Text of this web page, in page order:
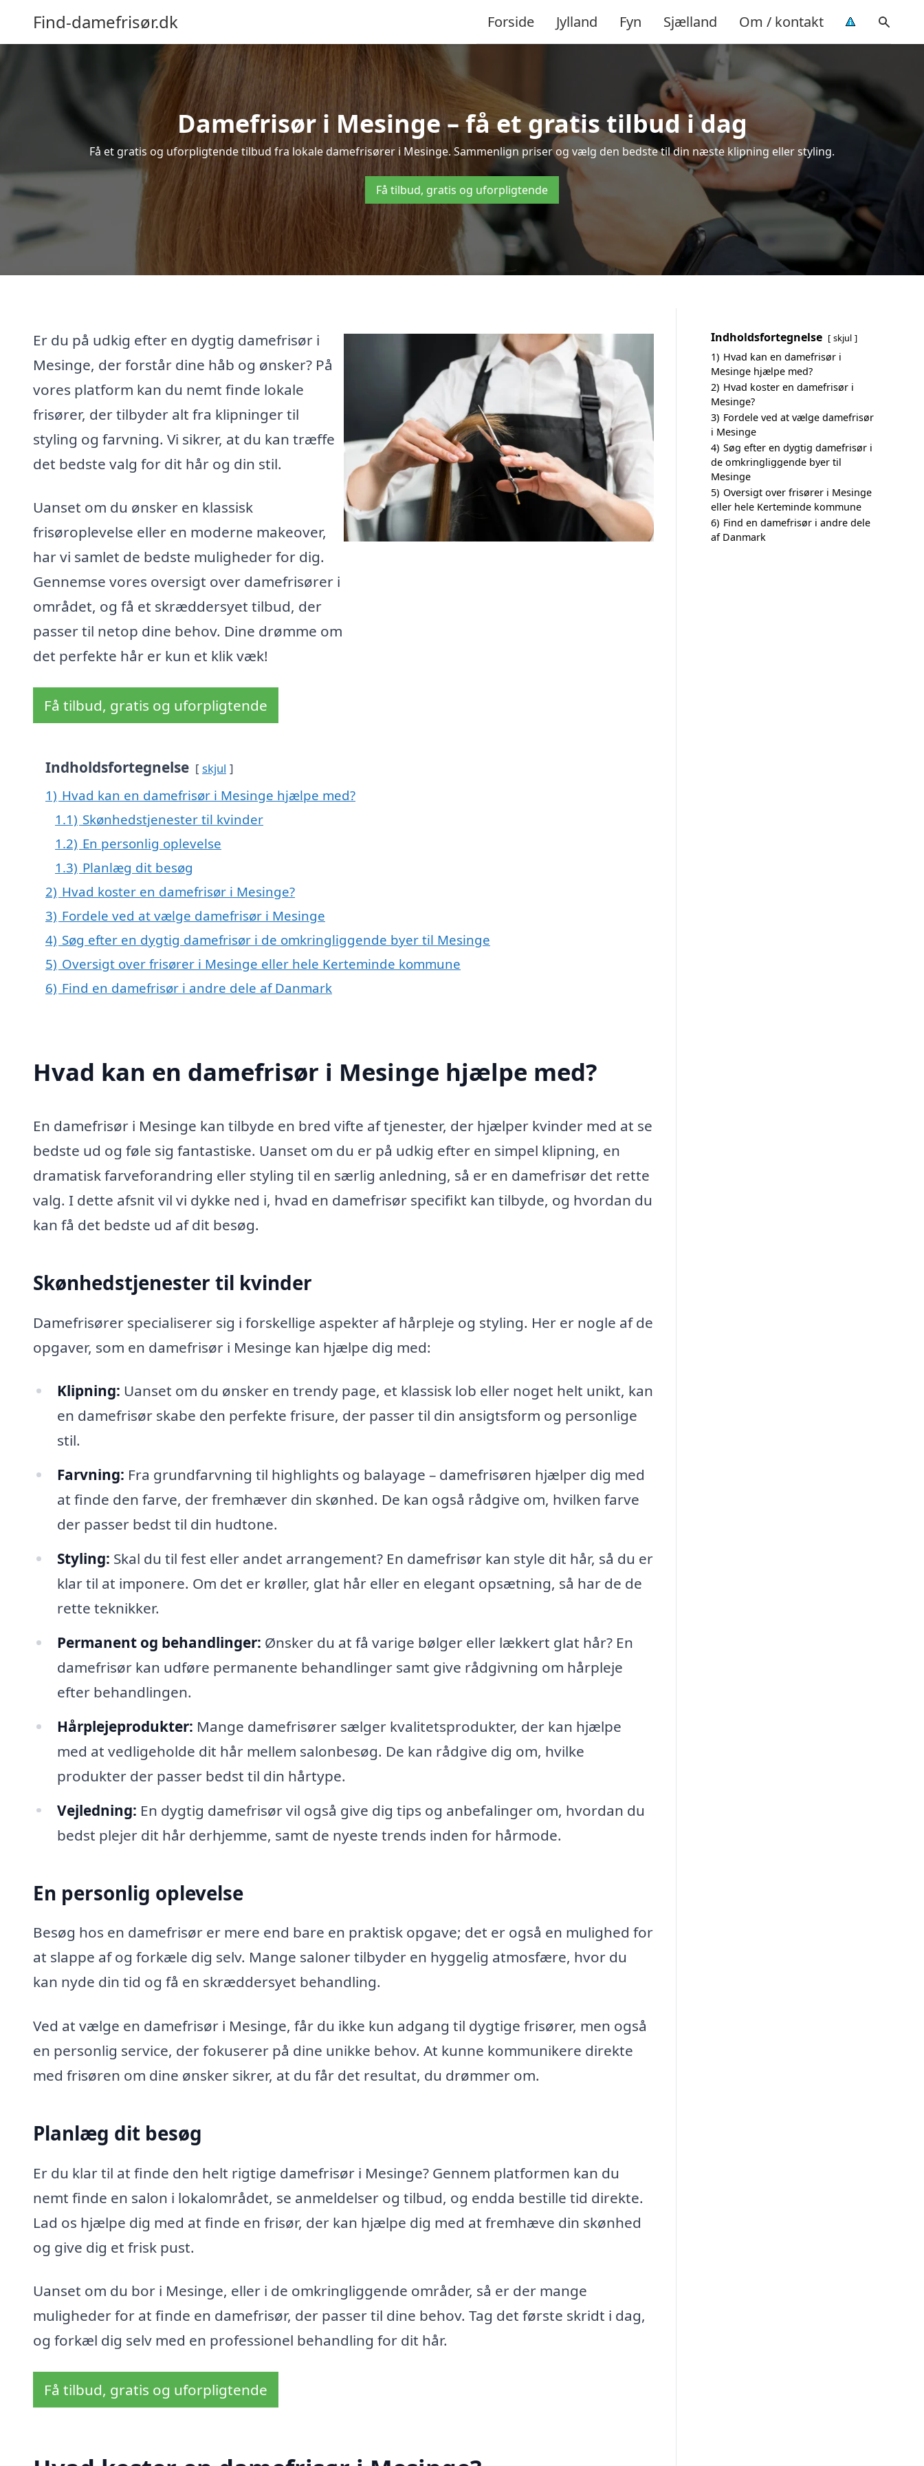
Find-damefrisør.dk Forside Jylland Fyn Sjælland Om / kontakt
Damefrisør i Mesinge – få et gratis tilbud i dag
Få et gratis og uforpligtende tilbud fra lokale damefrisører i Mesinge. Sammenlign priser og vælg den bedste til din næste klipning eller styling.
Få tilbud, gratis og uforpligtende
Er du på udkig efter en dygtig damefrisør i
Mesinge, der forstår dine håb og ønsker? På
vores platform kan du nemt finde lokale
frisører, der tilbyder alt fra klipninger til
styling og farvning. Vi sikrer, at du kan træffe
det bedste valg for dit hår og din stil.
Uanset om du ønsker en klassisk
frisøroplevelse eller en moderne makeover,
har vi samlet de bedste muligheder for dig.
Gennemse vores oversigt over damefrisører i
området, og få et skræddersyet tilbud, der
passer til netop dine behov. Dine drømme om
det perfekte hår er kun et klik væk!
Få tilbud, gratis og uforpligtende
Indholdsfortegnelse skjul
1) Hvad kan en damefrisør i Mesinge hjælpe med?
1.1) Skønhedstjenester til kvinder
1.2) En personlig oplevelse
1.3) Planlæg dit besøg
2) Hvad koster en damefrisør i Mesinge?
3) Fordele ved at vælge damefrisør i Mesinge
4) Søg efter en dygtig damefrisør i de omkringliggende byer til Mesinge
5) Oversigt over frisører i Mesinge eller hele Kerteminde kommune
6) Find en damefrisør i andre dele af Danmark
Hvad kan en damefrisør i Mesinge hjælpe med?
En damefrisør i Mesinge kan tilbyde en bred vifte af tjenester, der hjælper kvinder med at se
bedste ud og føle sig fantastiske. Uanset om du er på udkig efter en simpel klipning, en
dramatisk farveforandring eller styling til en særlig anledning, så er en damefrisør det rette
valg. I dette afsnit vil vi dykke ned i, hvad en damefrisør specifikt kan tilbyde, og hvordan du
kan få det bedste ud af dit besøg.
Skønhedstjenester til kvinder
Damefrisører specialiserer sig i forskellige aspekter af hårpleje og styling. Her er nogle af de
opgaver, som en damefrisør i Mesinge kan hjælpe dig med:
Klipning: Uanset om du ønsker en trendy page, et klassisk lob eller noget helt unikt, kan
en damefrisør skabe den perfekte frisure, der passer til din ansigtsform og personlige
stil.
Farvning: Fra grundfarvning til highlights og balayage – damefrisøren hjælper dig med
at finde den farve, der fremhæver din skønhed. De kan også rådgive om, hvilken farve
der passer bedst til din hudtone.
Styling: Skal du til fest eller andet arrangement? En damefrisør kan style dit hår, så du er
klar til at imponere. Om det er krøller, glat hår eller en elegant opsætning, så har de de
rette teknikker.
Permanent og behandlinger: Ønsker du at få varige bølger eller lækkert glat hår? En
damefrisør kan udføre permanente behandlinger samt give rådgivning om hårpleje
efter behandlingen.
Hårplejeprodukter: Mange damefrisører sælger kvalitetsprodukter, der kan hjælpe
med at vedligeholde dit hår mellem salonbesøg. De kan rådgive dig om, hvilke
produkter der passer bedst til din hårtype.
Vejledning: En dygtig damefrisør vil også give dig tips og anbefalinger om, hvordan du
bedst plejer dit hår derhjemme, samt de nyeste trends inden for hårmode.
En personlig oplevelse
Besøg hos en damefrisør er mere end bare en praktisk opgave; det er også en mulighed for
at slappe af og forkæle dig selv. Mange saloner tilbyder en hyggelig atmosfære, hvor du
kan nyde din tid og få en skræddersyet behandling.
Ved at vælge en damefrisør i Mesinge, får du ikke kun adgang til dygtige frisører, men også
en personlig service, der fokuserer på dine unikke behov. At kunne kommunikere direkte
med frisøren om dine ønsker sikrer, at du får det resultat, du drømmer om.
Planlæg dit besøg
Er du klar til at finde den helt rigtige damefrisør i Mesinge? Gennem platformen kan du
nemt finde en salon i lokalområdet, se anmeldelser og tilbud, og endda bestille tid direkte.
Lad os hjælpe dig med at finde en frisør, der kan hjælpe dig med at fremhæve din skønhed
og give dig et frisk pust.
Uanset om du bor i Mesinge, eller i de omkringliggende områder, så er der mange
muligheder for at finde en damefrisør, der passer til dine behov. Tag det første skridt i dag,
og forkæl dig selv med en professionel behandling for dit hår.
Få tilbud, gratis og uforpligtende
Indholdsfortegnelse skjul
1) Hvad kan en damefrisør i
Mesinge hjælpe med?
2) Hvad koster en damefrisør i
Mesinge?
3) Fordele ved at vælge damefrisør
i Mesinge
4) Søg efter en dygtig damefrisør i
de omkringliggende byer til
Mesinge
5) Oversigt over frisører i Mesinge
eller hele Kerteminde kommune
6) Find en damefrisør i andre dele
af Danmark